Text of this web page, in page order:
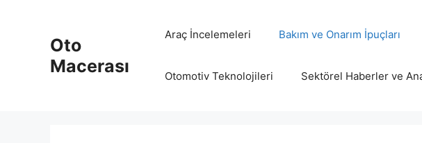
Oto
Macerası
Araç İncelemeleri Bakım ve Onarım İpuçları
Otomotiv Teknolojileri Sektörel Haberler ve